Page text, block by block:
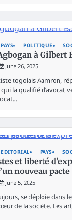
PAYS POLITIQUE
à Gilbert
June 26, 2025
togolais Aamron,
l’a qualifié d’avocat
EDITORIAL PAYS
et liberté
nouveau
June 5, 2025
se déploie dans
de la société. Les